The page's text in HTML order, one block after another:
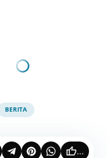
BERITA
...